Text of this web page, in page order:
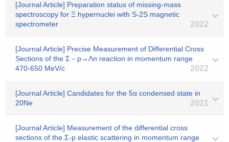
[Journal Article] Preparation status of missing-mass
spectroscopy for Ξ hypernuclei with S-2S magnetic
spectrometer
2022
[Journal Article] Precise Measurement of Differential Cross
Sections of the Σ－p→Λn reaction in momentum range
470-650 MeV/c
2022
[Journal Article] Candidates for the 5α condensed state in
20Ne
2021
[Journal Article] Measurement of the differential cross
sections of the Σ-p elastic scattering in momentum range